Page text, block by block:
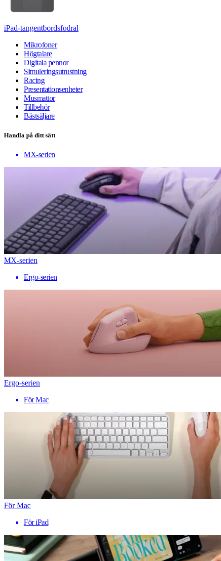
iPad-tangentbordsfodral
Mikrofoner
Högtalare
Digitala pennor
Simuleringsutrustning
Racing
Presentationsenheter
Musmattor
Tillbehör
Bästsäljare
Handla på ditt sätt
MX-serien
MX-serien
Ergo-serien
Ergo-serien
För Mac
För Mac
För iPad